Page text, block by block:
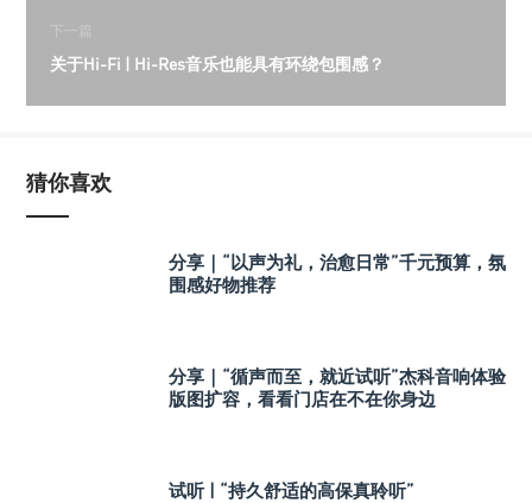
下一篇
关于Hi-Fi | Hi-Res音乐也能具有环绕包围感？
猜你喜欢
分享｜“以声为礼，治愈日常”千元预算，氛
围感好物推荐
分享｜“循声而至，就近试听”杰科音响体验
版图扩容，看看门店在不在你身边
试听 | “持久舒适的高保真聆听”